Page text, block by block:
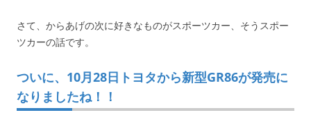
さて、からあげの次に好きなものがスポーツカー、そうスポー
ツカーの話です。
ついに、10月28日トヨタから新型GR86が発売に
なりましたね！！